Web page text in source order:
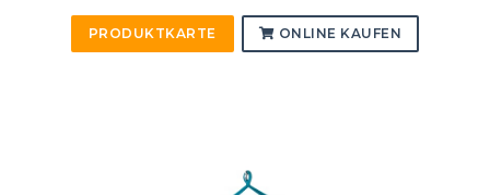
PRODUKTKARTE ONLINE KAUFEN